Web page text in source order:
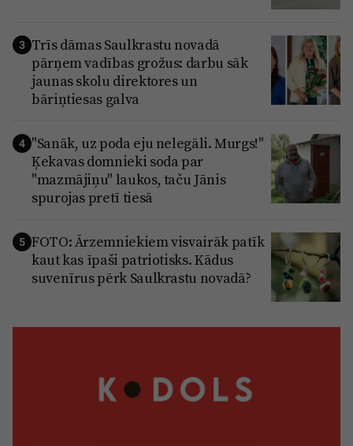
3 Trīs dāmas Saulkrastu novadā
pārņem vadības grožus: darbu sāk
jaunas skolu direktores un
bāriņtiesas galva
4 "Sanāk, uz poda eju nelegāli. Murgs!"
Ķekavas domnieki soda par
"mazmājiņu" laukos, taču Jānis
spurojas pretī tiesā
5 FOTO: Ārzemniekiem visvairāk patīk
kaut kas īpaši patriotisks. Kādus
suvenīrus pērk Saulkrastu novadā?